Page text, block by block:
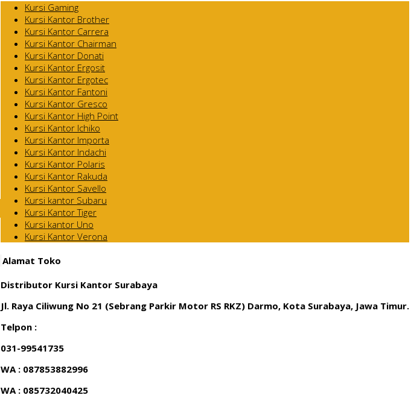
Kursi Gaming
Kursi Kantor Brother
Kursi Kantor Carrera
Kursi Kantor Chairman
Kursi Kantor Donati
Kursi Kantor Ergosit
Kursi Kantor Ergotec
Kursi Kantor Fantoni
Kursi Kantor Gresco
Kursi Kantor High Point
Kursi Kantor Ichiko
Kursi Kantor Importa
Kursi Kantor Indachi
Kursi Kantor Polaris
Kursi Kantor Rakuda
Kursi Kantor Savello
Kursi kantor Subaru
Kursi Kantor Tiger
Kursi kantor Uno
Kursi Kantor Verona
Alamat Toko
Distributor Kursi Kantor Surabaya
Jl. Raya Ciliwung No 21 (Sebrang Parkir Motor RS RKZ) Darmo, Kota Surabaya, Jawa Timur.
Telpon :
031-99541735
WA : 087853882996
WA : 085732040425